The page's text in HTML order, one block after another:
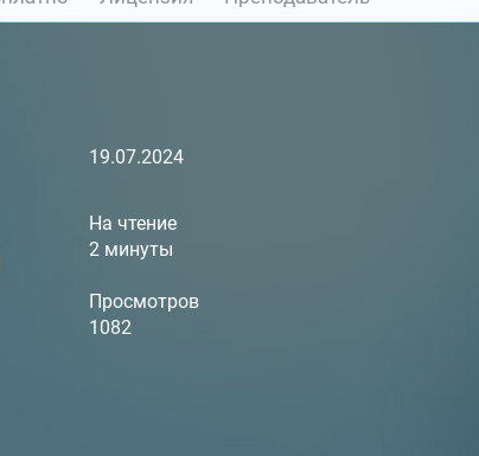
19.07.2024
На чтение
2 минуты
Просмотров
1082